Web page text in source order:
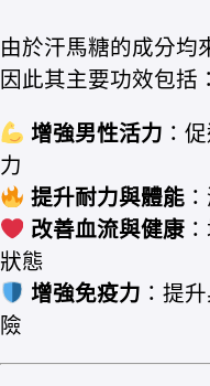
由於汗馬糖的成分均
因此其主要功效包括：
增強男性活力 ：
力
提升耐力與體能
改善血流與健康
狀態
增強免疫力 ：提
險